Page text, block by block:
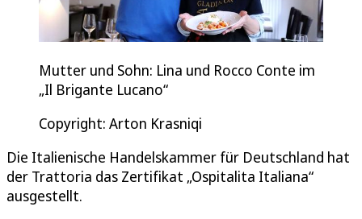
Mutter und Sohn: Lina und Rocco Conte im
„Il Brigante Lucano“
Copyright: Arton Krasniqi
Die Italienische Handelskammer für Deutschland hat
der Trattoria das Zertifikat „Ospitalita Italiana“
ausgestellt.